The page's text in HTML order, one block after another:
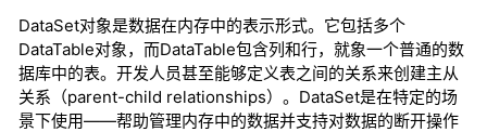
DataSet对象是数据在内存中的表示形式。它包括多个
DataTable对象，而DataTable包含列和行，就象一个普通的数
据库中的表。开发人员甚至能够定义表之间的关系来创建主从
关系（parent-child relationships）。DataSet是在特定的场
景下使用――帮助管理内存中的数据并支持对数据的断开操作